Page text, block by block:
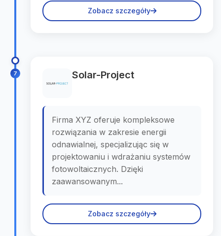
Zobacz szczegóły
7 Solar-Project
Firma XYZ oferuje kompleksowe
rozwiązania w zakresie energii
odnawialnej, specjalizując się w
projektowaniu i wdrażaniu systemów
fotowoltaicznych. Dzięki
zaawansowanym...
Zobacz szczegóły